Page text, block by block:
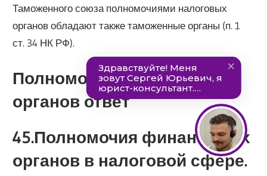
Таможенного союза полномочиями налоговых
органов обладают также таможенные органы (п. 1
ст. 34 НК РФ).
Полномочия налоговых
органов ответ
45.Полномочия финансовых
органов в налоговой сфере.